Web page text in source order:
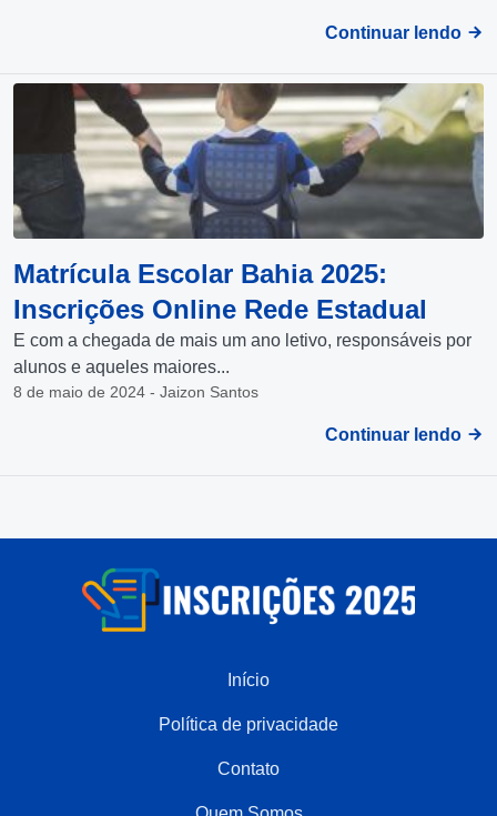
Continuar lendo
Matrícula Escolar Bahia 2025:
Inscrições Online Rede Estadual
E com a chegada de mais um ano letivo, responsáveis por
alunos e aqueles maiores...
8 de maio de 2024 - Jaizon Santos
Continuar lendo
Início
Política de privacidade
Contato